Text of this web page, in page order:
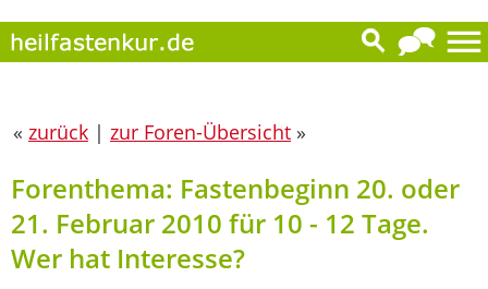
« zurück | zur Foren-Übersicht »
Forenthema: Fastenbeginn 20. oder
21. Februar 2010 für 10 - 12 Tage.
Wer hat Interesse?